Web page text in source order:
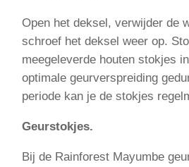
Open het deksel, verwijder de
schroef het deksel weer op.
meegeleverde houten stokjes
optimale geurverspreiding
periode kan je de stokjes
Geurstokjes.
Bij de Rainforest Mayumbe